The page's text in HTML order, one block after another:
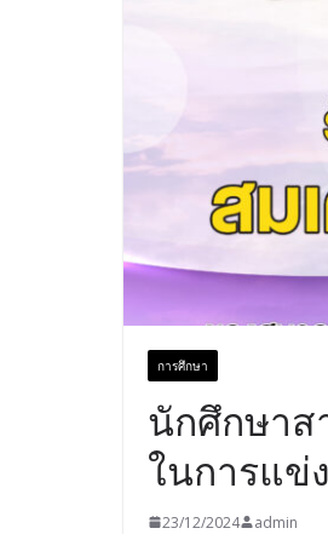
การศึกษา
นักศึกษาส
ในการแข่
23/12/2024 admin